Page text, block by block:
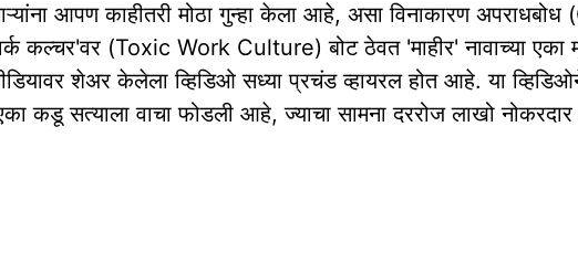
आपण काहीतरी मोठा गुन्हा केला आहे, असा विनाकारण अपराधबोध
कल्चर'वर (Toxic Work Culture) बोट ठेवत 'माहीर' नावाच्या एका
शेअर केलेला व्हिडिओ सध्या प्रचंड व्हायरल होत आहे. या
एका कडू सत्याला वाचा फोडली आहे, ज्याचा सामना दररोज लाखो